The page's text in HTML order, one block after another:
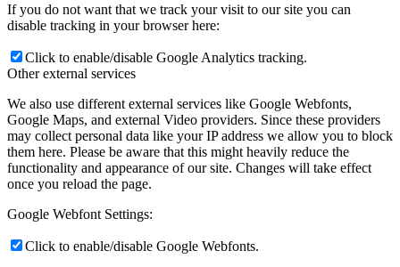
If you do not want that we track your visit to our site you can
disable tracking in your browser here:
Click to enable/disable Google Analytics tracking.
Other external services
We also use different external services like Google Webfonts,
Google Maps, and external Video providers. Since these providers
may collect personal data like your IP address we allow you to block
them here. Please be aware that this might heavily reduce the
functionality and appearance of our site. Changes will take effect
once you reload the page.
Google Webfont Settings:
Click to enable/disable Google Webfonts.